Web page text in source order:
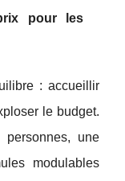
pour les
: accueillir
le budget.
une
modulables